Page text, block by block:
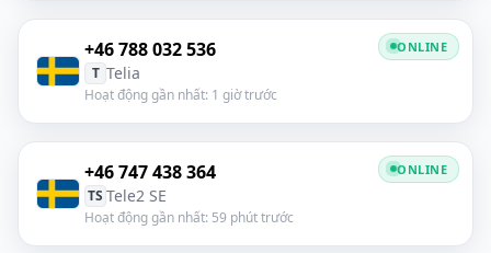
+46 788 032 536
T Telia
Hoạt động gần nhất: 1 giờ trước
ONLINE
+46 747 438 364
TS Tele2 SE
Hoạt động gần nhất: 59 phút trước
ONLINE